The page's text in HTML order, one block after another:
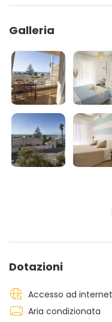
comodi bagni con box
circonda
pranzare o cenare
mare.
Galleria
Dotazioni
Accesso ad internet
Aria condizionata